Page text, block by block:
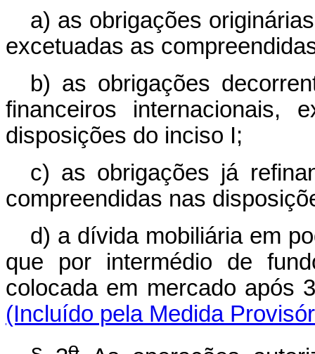
a) as obrigações
excetuadas as
b) as obrigações
financeiros internacionais,
disposições do inciso I;
c) as obrigações já
compreendidas nas
d) a dívida mobiliária em
que por intermédio de
colocada em mercado
(Incluído pela Medida
o